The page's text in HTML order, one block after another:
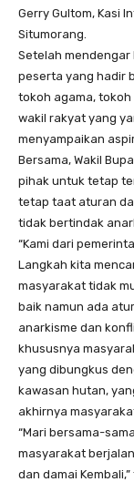
Gerry Gultom, Kasi
Situmorang.
Setelah
peserta yang hadir
tokoh agama, tokoh
wakil rakyat yang
menyampaikan
Bersama, Wakil
pihak untuk tetap
tetap taat aturan
tidak bertindak
“Kami dari
Langkah kita
masyarakat tidak
baik namun ada
anarkisme dan
khususnya
yang dibungkus
kawasan hutan,
akhirnya
“Mari bersama-
masyarakat
dan damai Kembali,”